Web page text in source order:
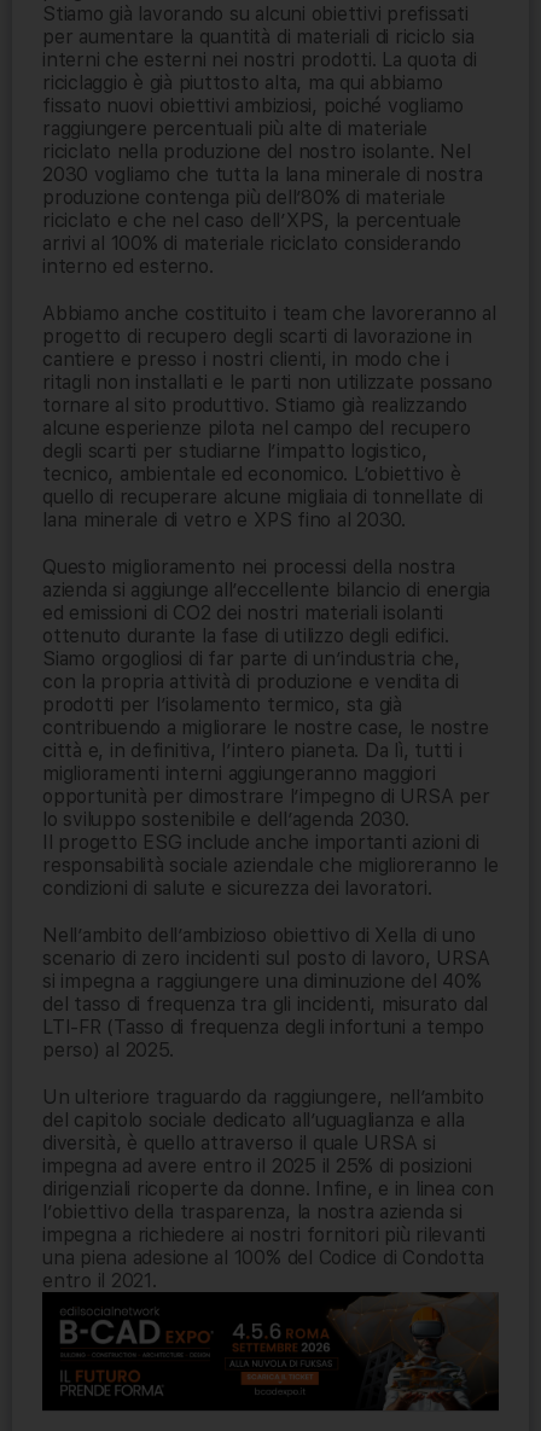
Stiamo già lavorando su alcuni obiettivi prefissati
per aumentare la quantità di materiali di riciclo sia
interni che esterni nei nostri prodotti. La quota di
riciclaggio è già piuttosto alta, ma qui abbiamo
fissato nuovi obiettivi ambiziosi, poiché vogliamo
raggiungere percentuali più alte di materiale
riciclato nella produzione del nostro isolante. Nel
2030 vogliamo che tutta la lana minerale di nostra
produzione contenga più dell’80% di materiale
riciclato e che nel caso dell’XPS, la percentuale
arrivi al 100% di materiale riciclato considerando
interno ed esterno.
Abbiamo anche costituito i team che lavoreranno al
progetto di recupero degli scarti di lavorazione in
cantiere e presso i nostri clienti, in modo che i
ritagli non installati e le parti non utilizzate possano
tornare al sito produttivo. Stiamo già realizzando
alcune esperienze pilota nel campo del recupero
degli scarti per studiarne l’impatto logistico,
tecnico, ambientale ed economico. L’obiettivo è
quello di recuperare alcune migliaia di tonnellate di
lana minerale di vetro e XPS fino al 2030.
Questo miglioramento nei processi della nostra
azienda si aggiunge all’eccellente bilancio di energia
ed emissioni di CO2 dei nostri materiali isolanti
ottenuto durante la fase di utilizzo degli edifici.
Siamo orgogliosi di far parte di un’industria che,
con la propria attività di produzione e vendita di
prodotti per l’isolamento termico, sta già
contribuendo a migliorare le nostre case, le nostre
città e, in definitiva, l’intero pianeta. Da lì, tutti i
miglioramenti interni aggiungeranno maggiori
opportunità per dimostrare l’impegno di URSA per
lo sviluppo sostenibile e dell’agenda 2030.
Il progetto ESG include anche importanti azioni di
responsabilità sociale aziendale che miglioreranno le
condizioni di salute e sicurezza dei lavoratori.
Nell’ambito dell’ambizioso obiettivo di Xella di uno
scenario di zero incidenti sul posto di lavoro, URSA
si impegna a raggiungere una diminuzione del 40%
del tasso di frequenza tra gli incidenti, misurato dal
LTI-FR (Tasso di frequenza degli infortuni a tempo
perso) al 2025.
Un ulteriore traguardo da raggiungere, nell’ambito
del capitolo sociale dedicato all’uguaglianza e alla
diversità, è quello attraverso il quale URSA si
impegna ad avere entro il 2025 il 25% di posizioni
dirigenziali ricoperte da donne. Infine, e in linea con
l’obiettivo della trasparenza, la nostra azienda si
impegna a richiedere ai nostri fornitori più rilevanti
una piena adesione al 100% del Codice di Condotta
entro il 2021.